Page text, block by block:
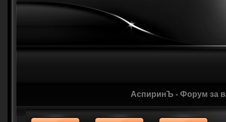
АспиринЪ - Форум за